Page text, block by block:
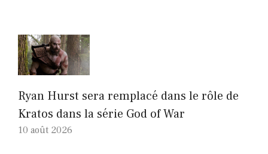
Ryan Hurst sera remplacé dans le rôle de
Kratos dans la série God of War
10 août 2026